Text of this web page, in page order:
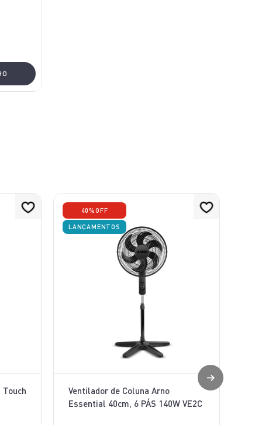
40%OFF
LANÇAMENTOS
Ventilador de Coluna Arno
Essential 40cm, 6 PÁS 140W VE2C